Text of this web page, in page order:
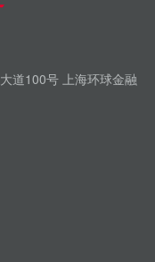
道100号 上海环球金融